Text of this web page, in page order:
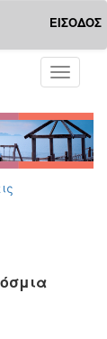
ΕΙΣΟΔΟΣ
Toggle